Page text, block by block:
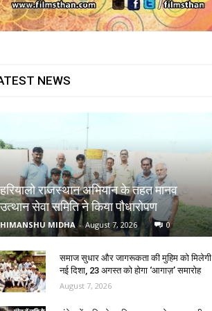
NEWS
हरियालो राजस्थान अभियान के तहत मानव
उत्थान सेवा समिति ने किया पौधारोपण
HIMANSHU MIDHA - August 7, 2026 0
समाज सुधार और जागरूकता की मुहिम को मिलेगी
नई दिशा, 23 अगस्त को होगा ‘आगाज़’ समारोह
August 7, 2026